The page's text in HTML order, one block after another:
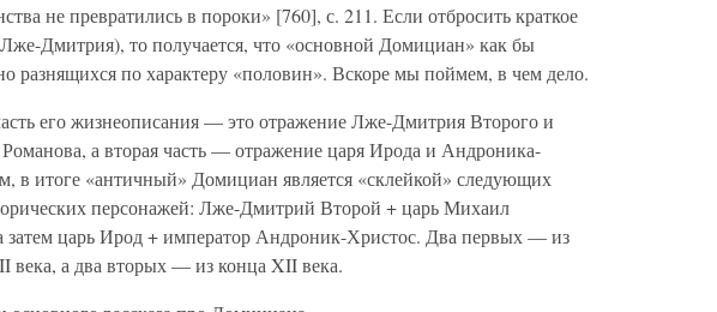
не превратились в пороки» [760], с. 211. Если отбросить краткое
Лже-Дмитрия), то получается, что «основной Домициан» как бы
разнящихся по характеру «половин». Вскоре мы поймем, в чем дело.
его жизнеописания — это отражение Лже-Дмитрия Второго и
а вторая часть — отражение царя Ирода и Андроника-
в итоге «античный» Домициан является «склейкой» следующих
персонажей: Лже-Дмитрий Второй + царь Михаил
затем царь Ирод + император Андроник-Христос. Два первых — из
а два вторых — из конца XII века.